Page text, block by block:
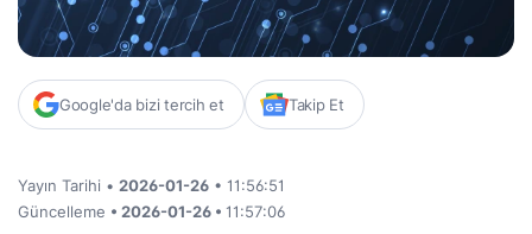
Google'da bizi tercih et Takip Et
Yayın Tarihi • 2026-01-26 • 11:56:51
Güncelleme • 2026-01-26 • 11:57:06